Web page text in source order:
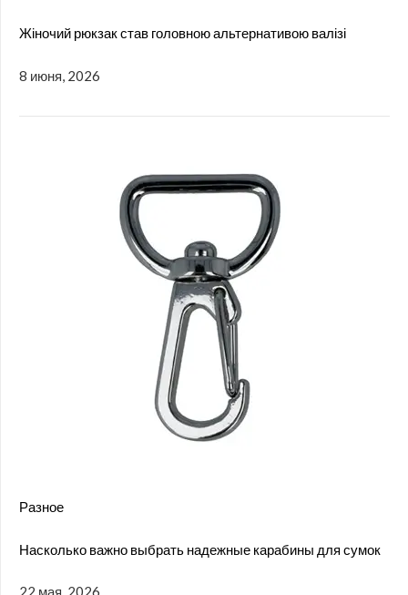
Жіночий рюкзак став головною альтернативою валізі
8 июня, 2026
Разное
Насколько важно выбрать надежные карабины для сумок
22 мая, 2026